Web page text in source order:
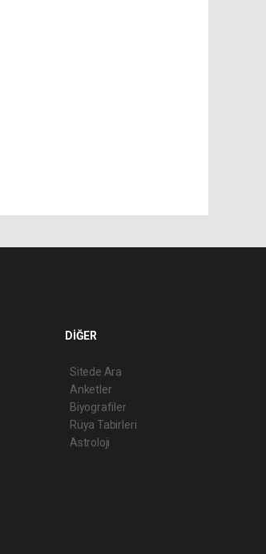
DİĞER
Sitede Ara
Anketler
Biyografiler
Rüya Tabirleri
Astroloji